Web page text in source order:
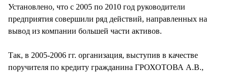
Установлено, что с 2005 по 2010 год руководители
предприятия совершили ряд действий, направленных на
вывод из компании большей части активов.
Так, в 2005-2006 гг. организация, выступив в качестве
поручителя по кредиту гражданина ГРОХОТОВА А.В.,